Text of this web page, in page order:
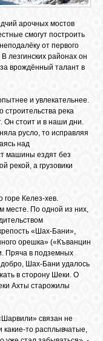
арочных мостов
смогут построить
от первого
лезгинских районах он
врождённый талант в
и увлекательнее.
река
Он стоит и в наши дни.
русло, то исправляя
над
машины ездят без
рекой, а грузовики
горе Келез-хев.
месте. По одной из них,
«Шах-Бани»,
орешка» («Къванцин
Пряча в подземных
Шах-Бани удалось
в сторону Шеки. О
Ахты старожилы
связан не
то расплывчатые,